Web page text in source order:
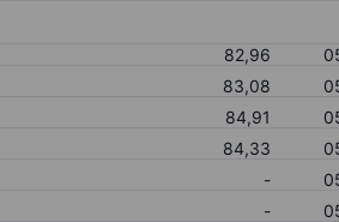
82,96
83,08
84,91
84,33
-
-